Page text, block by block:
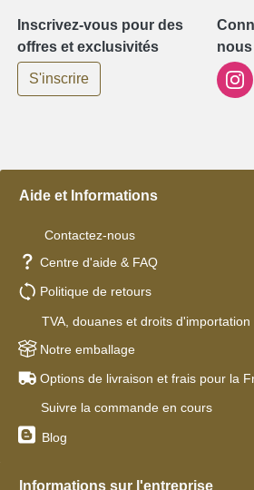
Inscrivez-vous pour des
offres et exclusivités
S'inscrire
nous
Aide et Informations
Contactez-nous
Centre d'aide & FAQ
Politique de retours
TVA, douanes et droits d'importation
Notre emballage
Options de livraison et frais pour la
Suivre la commande en cours
Blog
Informations sur l'entreprise